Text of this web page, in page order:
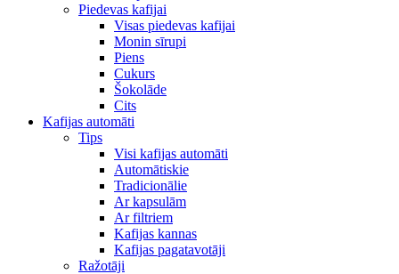
Piedevas kafijai
Visas piedevas kafijai
Monin sīrupi
Piens
Cukurs
Šokolāde
Cits
Kafijas automāti
Tips
Visi kafijas automāti
Automātiskie
Tradicionālie
Ar kapsulām
Ar filtriem
Kafijas kannas
Kafijas pagatavotāji
Ražotāji